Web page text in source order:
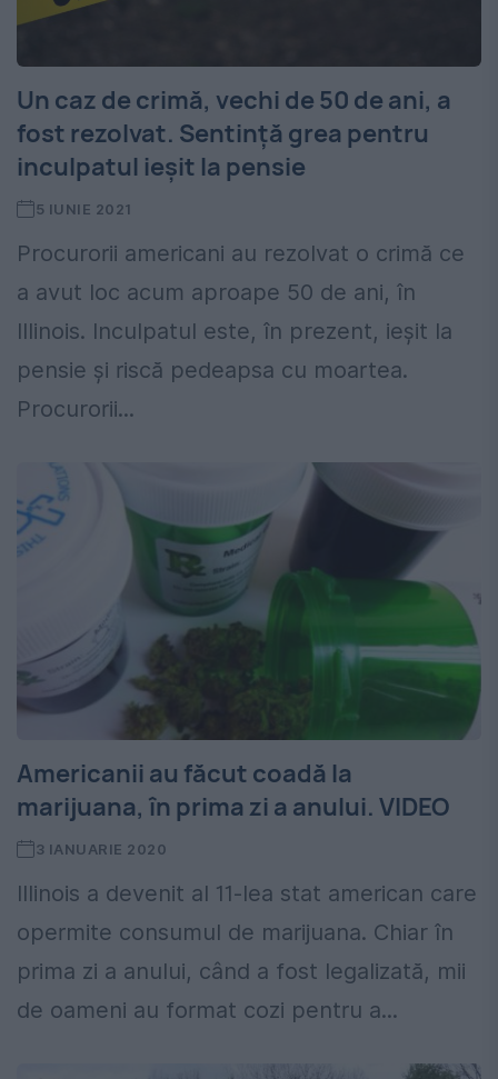
Un caz de crimă, vechi de 50 de ani, a
fost rezolvat. Sentință grea pentru
inculpatul ieșit la pensie
5 IUNIE 2021
Procurorii americani au rezolvat o crimă ce
a avut loc acum aproape 50 de ani, în
Illinois. Inculpatul este, în prezent, ieșit la
pensie și riscă pedeapsa cu moartea.
Procurorii...
Americanii au făcut coadă la
marijuana, în prima zi a anului. VIDEO
3 IANUARIE 2020
Illinois a devenit al 11-lea stat american care
opermite consumul de marijuana. Chiar în
prima zi a anului, când a fost legalizată, mii
de oameni au format cozi pentru a...